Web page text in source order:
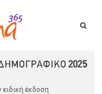
ειδική έκδοση